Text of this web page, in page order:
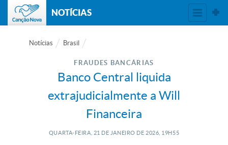
NOTÍCIAS
Notícias Brasil
FRAUDES BANCÁRIAS
Banco Central liquida
extrajudicialmente a Will
Financeira
QUARTA-FEIRA, 21 DE JANEIRO DE 2026, 19H55